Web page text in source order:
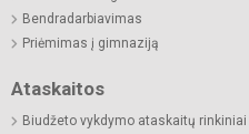
Bendradarbiavimas
Priėmimas į gimnaziją
Ataskaitos
Biudžeto vykdymo ataskaitų rinkiniai